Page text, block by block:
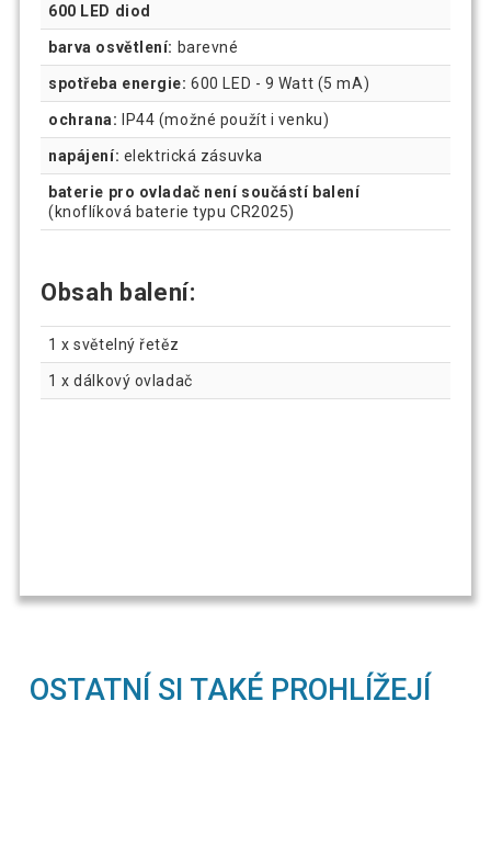
600 LED diod
barva osvětlení: barevné
spotřeba energie: 600 LED - 9 Watt (5 mA)
ochrana: IP44 (možné použít i venku)
napájení: elektrická zásuvka
baterie pro ovladač není součástí balení
(knoflíková baterie typu CR2025)
Obsah balení:
1 x světelný řetěz
1 x dálkový ovladač
OSTATNÍ SI TAKÉ PROHLÍŽEJÍ